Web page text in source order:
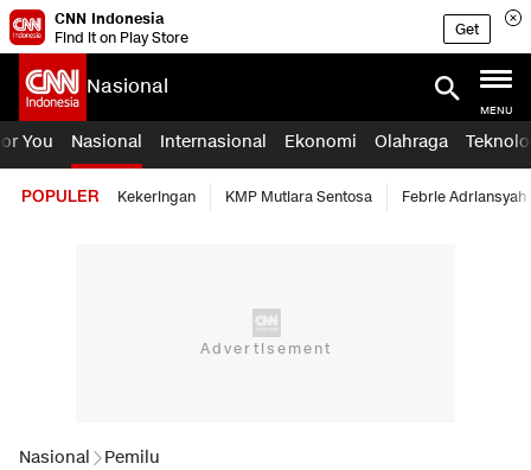
CNN Indonesia
Find it on Play Store
Get
Nasional
MENU
You Nasional Internasional Ekonomi Olahraga
POPULER Kekeringan KMP Mutiara Sentosa Febrie Adriansyah
Nasional Pemilu